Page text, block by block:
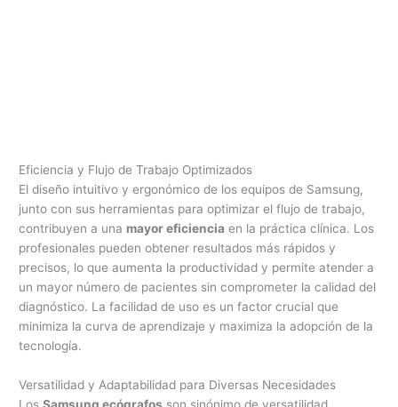
Eficiencia y Flujo de Trabajo Optimizados
El diseño intuitivo y ergonómico de los equipos de Samsung,
junto con sus herramientas para optimizar el flujo de trabajo,
contribuyen a una mayor eficiencia en la práctica clínica. Los
profesionales pueden obtener resultados más rápidos y
precisos, lo que aumenta la productividad y permite atender a
un mayor número de pacientes sin comprometer la calidad del
diagnóstico. La facilidad de uso es un factor crucial que
minimiza la curva de aprendizaje y maximiza la adopción de la
tecnología.
Versatilidad y Adaptabilidad para Diversas Necesidades